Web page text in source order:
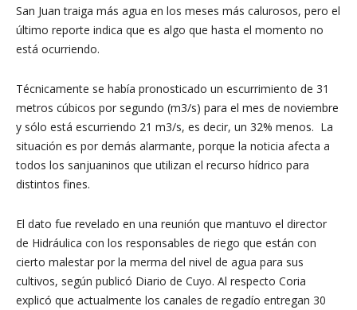
San Juan traiga más agua en los meses más calurosos, pero el
último reporte indica que es algo que hasta el momento no
está ocurriendo.
Técnicamente se había pronosticado un escurrimiento de 31
metros cúbicos por segundo (m3/s) para el mes de noviembre
y sólo está escurriendo 21 m3/s, es decir, un 32% menos. La
situación es por demás alarmante, porque la noticia afecta a
todos los sanjuaninos que utilizan el recurso hídrico para
distintos fines.
El dato fue revelado en una reunión que mantuvo el director
de Hidráulica con los responsables de riego que están con
cierto malestar por la merma del nivel de agua para sus
cultivos, según publicó Diario de Cuyo. Al respecto Coria
explicó que actualmente los canales de regadío entregan 30